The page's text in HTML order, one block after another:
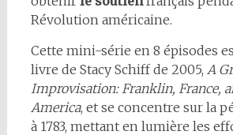
Révolution américaine.
Cette mini-série en 8 épisodes
livre de Stacy Schiff de 2005, A
Improvisation: Franklin, France,
America, et se concentre sur la
à 1783, mettant en lumière les